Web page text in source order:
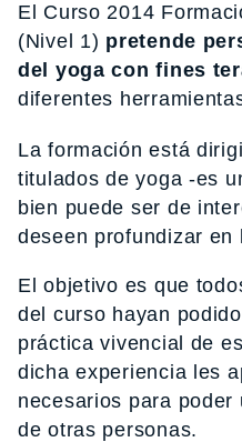
El Curso 2014
(Nivel 1) pretende
del yoga con fines
diferentes
La formación está
titulados de yoga -es
bien puede ser de
deseen profundizar en
El objetivo es que
del curso hayan
práctica vivencial de
dicha experiencia les
necesarios para
de otras personas.